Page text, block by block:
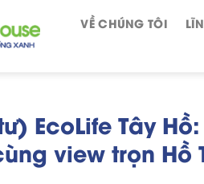
VỀ CHÚNG TÔI
EcoLife Tây
view trọn Hồ